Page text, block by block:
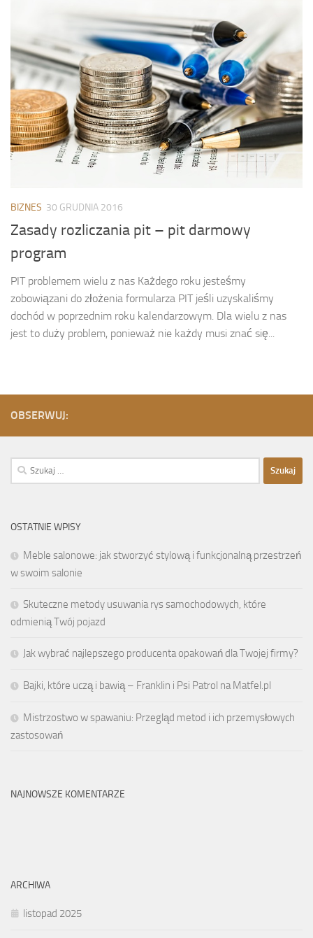
BIZNES 30 GRUDNIA 2016
Zasady rozliczania pit – pit darmowy
program
PIT problemem wielu z nas Każdego roku jesteśmy
zobowiązani do złożenia formularza PIT jeśli uzyskaliśmy
dochód w poprzednim roku kalendarzowym. Dla wielu z nas
jest to duży problem, ponieważ nie każdy musi znać się...
OBSERWUJ:
Szukaj:
OSTATNIE WPISY
Meble salonowe: jak stworzyć stylową i funkcjonalną przestrzeń
w swoim salonie
Skuteczne metody usuwania rys samochodowych, które
odmienią Twój pojazd
Jak wybrać najlepszego producenta opakowań dla Twojej firmy?
Bajki, które uczą i bawią – Franklin i Psi Patrol na Matfel.pl
Mistrzostwo w spawaniu: Przegląd metod i ich przemysłowych
zastosowań
NAJNOWSZE KOMENTARZE
ARCHIWA
listopad 2025